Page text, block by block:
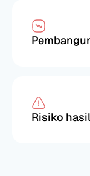
Risiko